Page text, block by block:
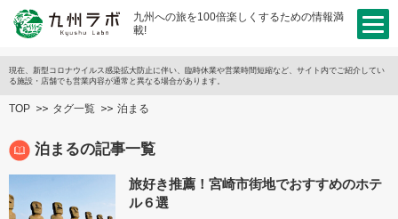
九州への旅を100倍楽しくするための情報満
載!
現在、新型コロナウイルス感染拡大防止に伴い、臨時休業や営業時間短縮など、サイト内でご紹介してい
る施設・店舗でも営業内容が通常と異なる場合があります。
TOP タグ一覧 泊まる
泊まるの記事一覧
旅好き推薦！宮崎市街地でおすすめのホテ
ル６選